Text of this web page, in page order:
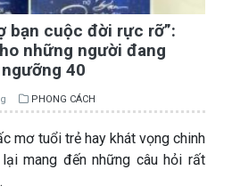
bạn cuộc đời rực rỡ”:
những người đang
40
PHONG CÁCH
mơ tuổi trẻ hay khát vọng chinh
mang đến những câu hỏi rất